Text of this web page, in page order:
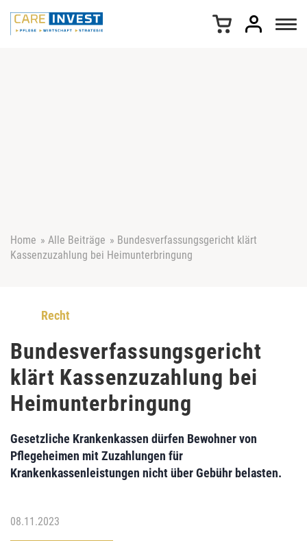
Home » Alle Beiträge » Bundesverfassungsgericht klärt
Kassenzuzahlung bei Heimunterbringung
Recht
Bundesverfassungsgericht
klärt Kassenzuzahlung bei
Heimunterbringung
Gesetzliche Krankenkassen dürfen Bewohner von
Pflegeheimen mit Zuzahlungen für
Krankenkassenleistungen nicht über Gebühr belasten.
08.11.2023